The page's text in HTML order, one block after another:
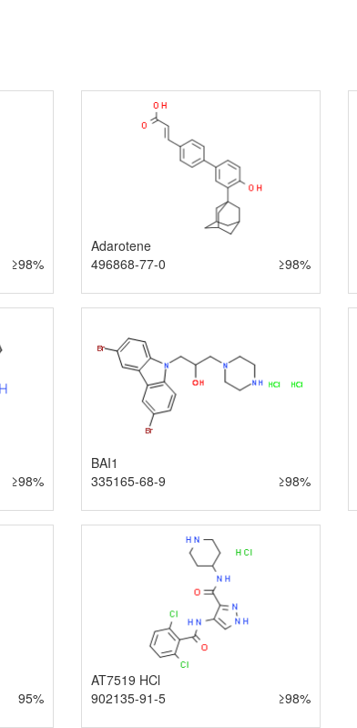
≥98%
Adarotene
≥98%
496868-77-0
≥98%
BAI1
≥98%
335165-68-9
95%
AT7519 HCl
≥98%
902135-91-5